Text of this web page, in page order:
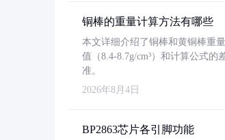
铜棒的重量计算方法有哪些
本文详细介绍了铜棒和黄铜棒重
值（8.4-8.7g/cm³）和计算公式
准。
2026年8月4日
BP2863芯片各引脚功能